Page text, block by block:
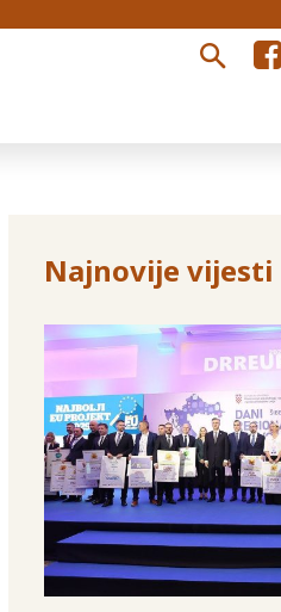
Najnovije vijesti